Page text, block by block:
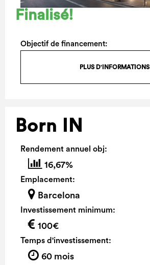
Finalisé!
Objectif de financement:
PLUS D'INFORMATIONS
Born IN
Rendement annuel obj:
16,67%
Emplacement:
Barcelona
Investissement minimum:
100€
Temps d'investissement:
60 mois